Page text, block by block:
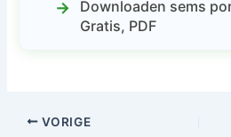
Downloaden sems
Gratis, PDF
VORIGE